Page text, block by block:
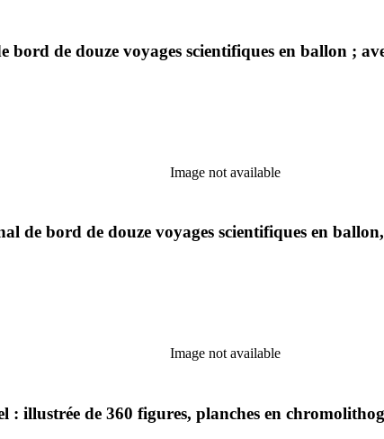
bord de douze voyages scientifiques en ballon ;
Image not available
de bord de douze voyages scientifiques en
Image not available
illustrée de 360 figures, planches en